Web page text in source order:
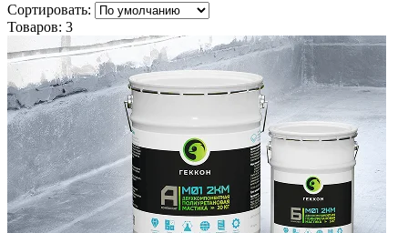
Сортировать:
Товаров: 3